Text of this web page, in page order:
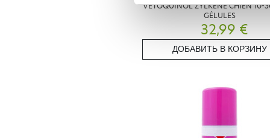
VETOQUINOL ZYLKENE CHIEN 10-
GÉLULES
32,99 €
ДОБАВИТЬ В КОРЗИНУ